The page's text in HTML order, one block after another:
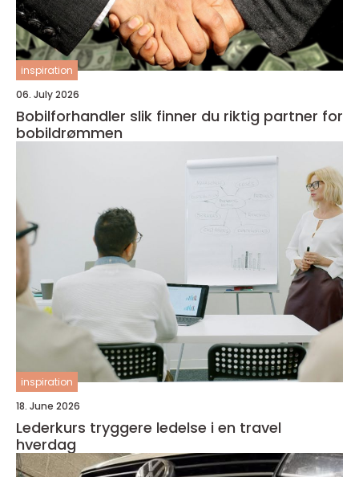
inspiration
06. July 2026
Bobilforhandler slik finner du riktig partner for
bobildrømmen
inspiration
18. June 2026
Lederkurs tryggere ledelse i en travel
hverdag